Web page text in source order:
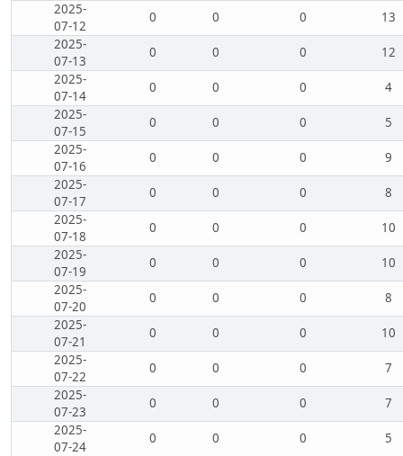
2025-
07-12
0 0 0
13
2025-
07-13
0 0 0
12
2025-
07-14
0 0 0
4
2025-
07-15
0 0 0
5
2025-
07-16
0 0 0
9
2025-
07-17
0 0 0
8
2025-
07-18
0 0 0
10
2025-
07-19
0 0 0
10
2025-
07-20
0 0 0
8
2025-
07-21
0 0 0
10
2025-
07-22
0 0 0
7
2025-
07-23
0 0 0
7
2025-
07-24
0 0 0
5